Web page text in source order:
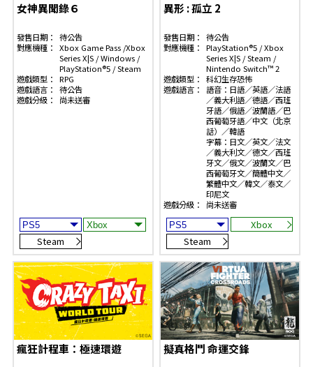
女神異聞錄６
發售日期：
待公告
對應機種：
Xbox Game Pass /Xbox
Series X|S / Windows /
PlayStation®5 / Steam
遊戲類型：
RPG
遊戲語言：
待公告
遊戲分級：
尚未送審
Steam
異形 : 孤立 2
發售日期：
待公告
對應機種：
PlayStation®5 / Xbox
Series X|S / Steam /
Nintendo Switch™ 2
遊戲類型：
科幻生存恐怖
遊戲語言：
語音：日語／英語／法語
／義大利語／德語／西班
牙語／俄語／波蘭語／巴
西葡萄牙語／中文（北京
話）／韓語
字幕：日文／英文／法文
／義大利文／德文／西班
牙文／俄文／波蘭文／巴
西葡萄牙文／簡體中文／
繁體中文／韓文／泰文／
印尼文
遊戲分級：
尚未送審
Xbox
Steam
瘋狂計程車：極速環遊 擬真格鬥 命運交鋒